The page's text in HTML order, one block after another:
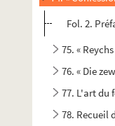
Fol. 2.
75. «
76. « Die
77. L'art du
78. Recueil